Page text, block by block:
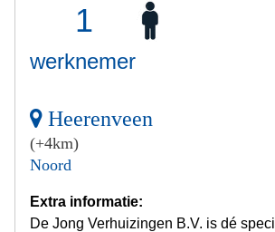
1
werknemer
Heerenveen
(+4km)
Noord
Extra informatie:
De Jong Verhuizingen B.V. is dé